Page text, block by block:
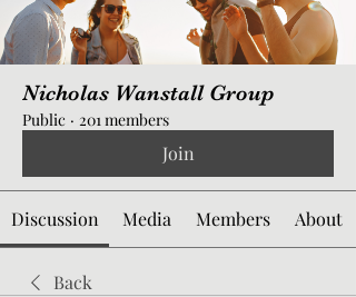
Nicholas Wanstall Group
Public · 201 members
Join
Discussion Media Members About
Back